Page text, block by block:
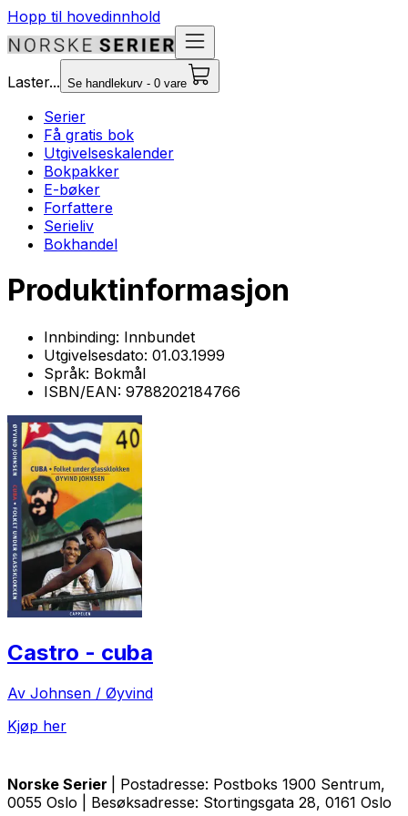
Hopp til hovedinnhold
Laster... Se handlekurv - 0 vare
Serier
Få gratis bok
Utgivelseskalender
Bokpakker
E-bøker
Forfattere
Serieliv
Bokhandel
Produktinformasjon
Innbinding: Innbundet
Utgivelsesdato: 01.03.1999
Språk: Bokmål
ISBN/EAN: 9788202184766
Castro - cuba
Av Johnsen / Øyvind
Kjøp her
Norske Serier
| Postadresse: Postboks 1900 Sentrum,
0055 Oslo | Besøksadresse: Stortingsgata 28, 0161 Oslo